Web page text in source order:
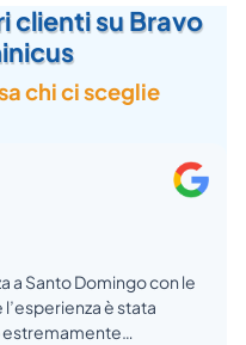
clienti su Bravo
chi ci sceglie
a Santo Domingo con le
è stata
estremamente